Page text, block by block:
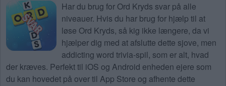
Har du brug for Ord Kryds svar på alle
niveauer. Hvis du har brug for hjælp til at
løse Ord Kryds, så kig ikke længere, da vi
hjælper dig med at afslutte dette sjove, men
addicting word trivia-spil, som er alt, hvad
der kræves. Perfekt til iOS og Android enheden ejere som
du kan hovedet på over til App Store og afhente dette